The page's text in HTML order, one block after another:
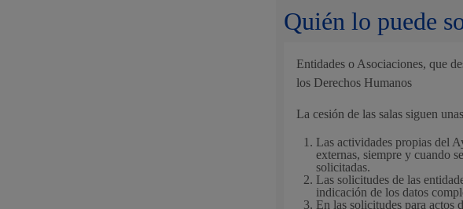
Salud Pública, animales y consumo
Quién lo puede
Entidades o Asociaciones, que
los Derechos Humanos
La cesión de las salas siguen
Las actividades propias del
externas, siempre y cuando
solicitadas.
Las solicitudes de las
indicación de los datos
En las solicitudes para actos